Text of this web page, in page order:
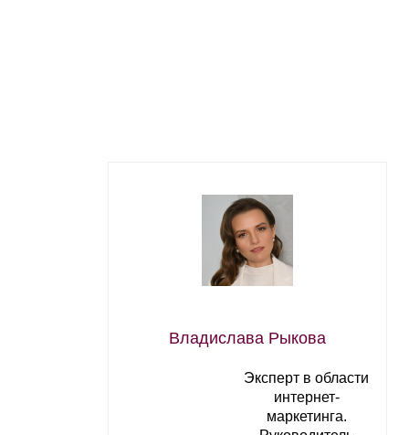
Владислава Рыкова
Эксперт в области
интернет-
маркетинга.